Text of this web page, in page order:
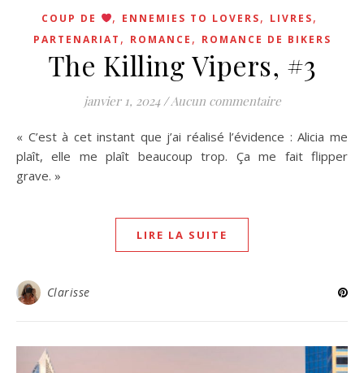
COUP DE , ENNEMIES TO LOVERS, LIVRES,
PARTENARIAT , ROMANCE , ROMANCE DE BIKERS
The Killing Vipers, #3
janvier 1, 2024 / Aucun commentaire
« C’est à cet instant que j’ai réalisé l’évidence : Alicia me
plaît, elle me plaît beaucoup trop. Ça me fait flipper
grave. »
LIRE LA SUITE
Clarisse